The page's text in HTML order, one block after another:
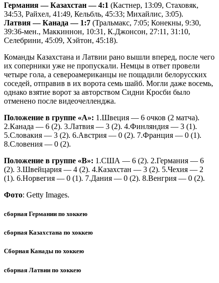
Германия — Казахстан — 4:1 (Кастнер, 13:09, Стаховяк,
34:53, Райхел, 41:49, Кельбль, 45:33; Михайлис, 3:05).
Латвия — Канада — 1:7 (Тральмакс, 7:05; Конекны, 9:30,
39:36-мен., Маккиннон, 10:31, К.Джонсон, 27:11, 31:10,
Селебрини, 45:09, Хэйтон, 45:18).
Команды Казахстана и Латвии рано вышли вперед, после чего
их соперники уже не пропускали. Немцы в ответ провели
четыре гола, а североамериканцы не пощадили белорусских
соседей, отправив в их ворота семь шайб. Могли даже восемь,
однако взятие ворот за авторством Сидни Кросби было
отменено после видеочелленджа.
Положение в группе «А»: 1.Швеция — 6 очков (2 матча).
2.Канада — 6 (2). 3.Латвия — 3 (2). 4.Финляндия — 3 (1).
5.Словакия — 3 (2). 6.Австрия — 0 (2). 7.Франция — 0 (1).
8.Словения — 0 (2).
Положение в группе «В»: 1.США — 6 (2). 2.Германия — 6
(2). 3.Швейцария — 4 (2). 4.Казахстан — 3 (2). 5.Чехия — 2
(1). 6.Норвегия — 0 (1). 7.Дания — 0 (2). 8.Венгрия — 0 (2).
Фото: Getty Images.
сборная Германии по хоккею
сборная Казахстана по хоккею
Сборная Канады по хоккею
сборная Латвии по хоккею